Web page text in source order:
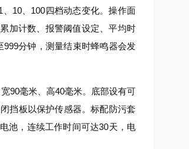
10、100四档动态变化。操作面
加计数、报警阈值设定、平均时
分钟，测量结束时蜂鸣器会发
90毫米、高40毫米。底部设有可
挡板以保护传感器。标配防污套
池，连续工作时间可达30天，电